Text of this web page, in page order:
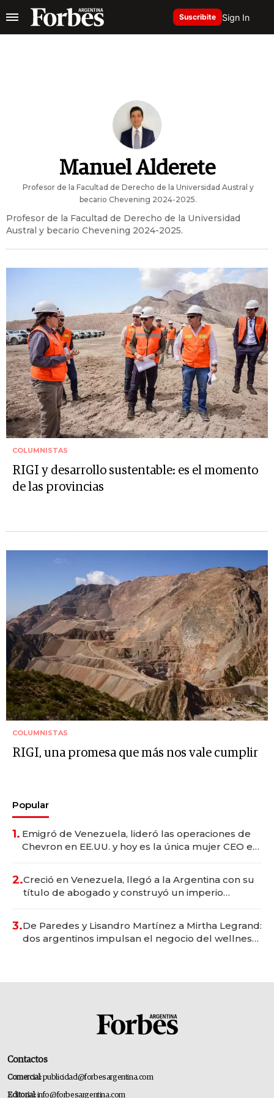
Suscribite Sign In
Manuel Alderete
Profesor de la Facultad de Derecho de la Universidad Austral y
becario Chevening 2024-2025.
Profesor de la Facultad de Derecho de la Universidad
Austral y becario Chevening 2024-2025.
COLUMNISTAS
RIGI y desarrollo sustentable: es el momento
de las provincias
COLUMNISTAS
RIGI, una promesa que más nos vale cumplir
Popular
1. Emigró de Venezuela, lideró las operaciones de
Chevron en EE.UU. y hoy es la única mujer CEO en
2.Creció en Venezuela, llegó a la Argentina con su
título de abogado y construyó un imperio
3.De Paredes y Lisandro Martínez a Mirtha Legrand:
dos argentinos impulsan el negocio del wellness
Contactos
Comercial:publicidad@forbesargentina.com
Editorial:info@forbesargentina.com